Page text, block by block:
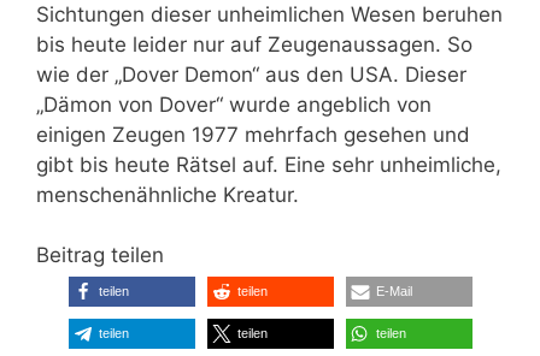
Sichtungen dieser unheimlichen Wesen beruhen
bis heute leider nur auf Zeugenaussagen. So
wie der „Dover Demon“ aus den USA. Dieser
„Dämon von Dover“ wurde angeblich von
einigen Zeugen 1977 mehrfach gesehen und
gibt bis heute Rätsel auf. Eine sehr unheimliche,
menschenähnliche Kreatur.
Beitrag teilen
teilen teilen E-Mail
teilen teilen teilen